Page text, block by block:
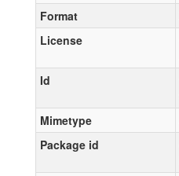
Format
License
Id
Mimetype
Package id